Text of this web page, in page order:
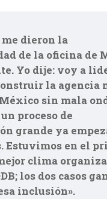
me dieron la
de la oficina de
Yo dije: voy a
la agencia
sin mala
proceso de
grande ya
Estuvimos en el
clima
los dos casos
inclusión».